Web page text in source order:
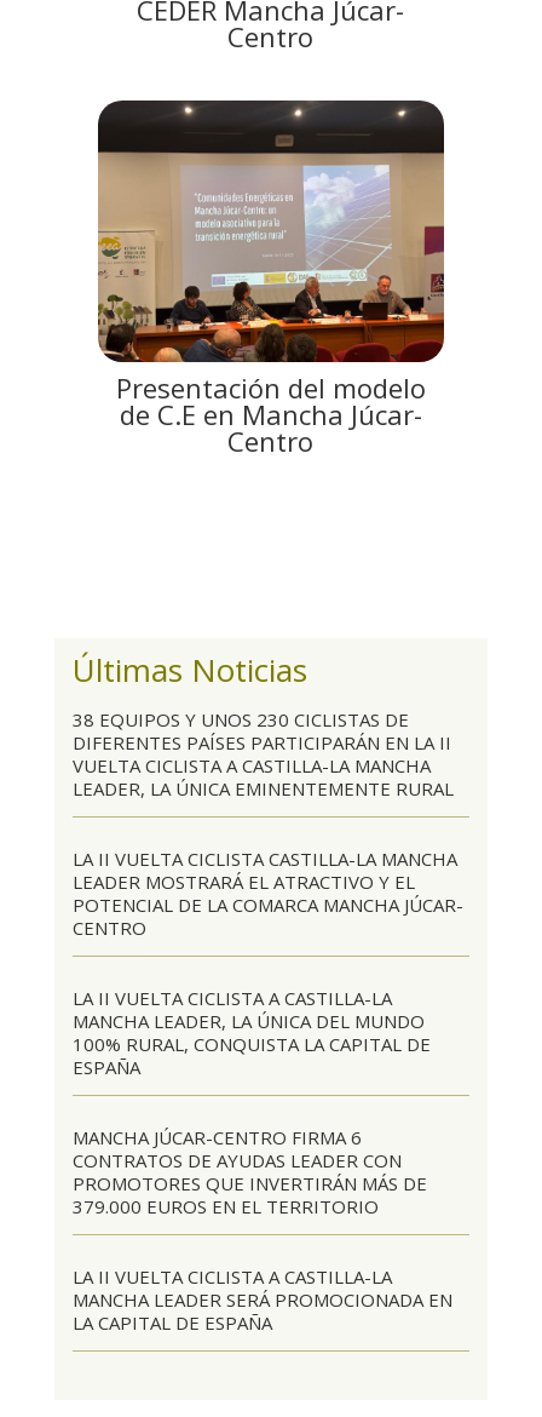
CEDER Mancha Júcar-
Centro
Presentación del modelo
de C.E en Mancha Júcar-
Centro
Últimas Noticias
38 EQUIPOS Y UNOS 230 CICLISTAS DE
DIFERENTES PAÍSES PARTICIPARÁN EN LA II
VUELTA CICLISTA A CASTILLA-LA MANCHA
LEADER, LA ÚNICA EMINENTEMENTE RURAL
LA II VUELTA CICLISTA CASTILLA-LA MANCHA
LEADER MOSTRARÁ EL ATRACTIVO Y EL
POTENCIAL DE LA COMARCA MANCHA JÚCAR-
CENTRO
LA II VUELTA CICLISTA A CASTILLA-LA
MANCHA LEADER, LA ÚNICA DEL MUNDO
100% RURAL, CONQUISTA LA CAPITAL DE
ESPAÑA
MANCHA JÚCAR-CENTRO FIRMA 6
CONTRATOS DE AYUDAS LEADER CON
PROMOTORES QUE INVERTIRÁN MÁS DE
379.000 EUROS EN EL TERRITORIO
LA II VUELTA CICLISTA A CASTILLA-LA
MANCHA LEADER SERÁ PROMOCIONADA EN
LA CAPITAL DE ESPAÑA